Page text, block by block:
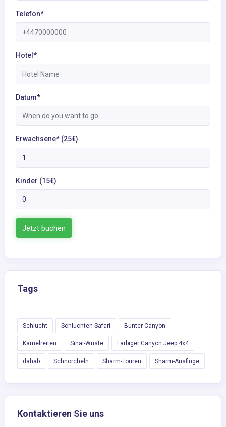
Telefon*
Hotel*
Datum*
Erwachsene* (25€)
Kinder (15€)
Jetzt buchen
Tags
Schlucht Schluchten-Safari Bunter Canyon
Kamelreiten Sinai-Wüste Farbiger Canyon Jeep 4x4
dahab Schnorcheln Sharm-Touren Sharm-Ausflüge
Kontaktieren Sie uns